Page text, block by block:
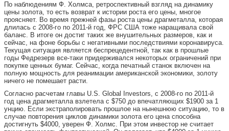
По наблюдениям Ф. Холмса, ретроспективный взгляд на динамику
цены золота, то есть возврат к истории роста его цены, многое
проясняет. Во время прежней фазы роста цены драгметалла, которая
длилась с 2008-го по 2011-й год, ФРС США тоже наращивала свой
баланс. В итоге он достиг таких же внушительных размеров, как и
сейчас, на фоне борьбы с негативными последствиями коронавируса.
Текущая ситуация является беспрецедентной, так как в прошлые
годы Федрезерв все-таки придерживался некоторых ограничений при
покупке ценных бумаг. Сейчас, когда печатный станок включен на
полную мощность для реанимации американской экономики, золоту
ничего не помешает расти.
Согласно расчетам главы U.S. Global Investors, с 2008-го по 2011-й
год цена драгметалла взлетела с $750 до впечатляющих $1900 за 1
унцию. Если экстраполировать прошлое на нынешнюю ситуацию, то в
случае повторения циклов динамики золота его цена способна
достигнуть $4000, уверен Ф. Холмс. При этом инвестор не считает